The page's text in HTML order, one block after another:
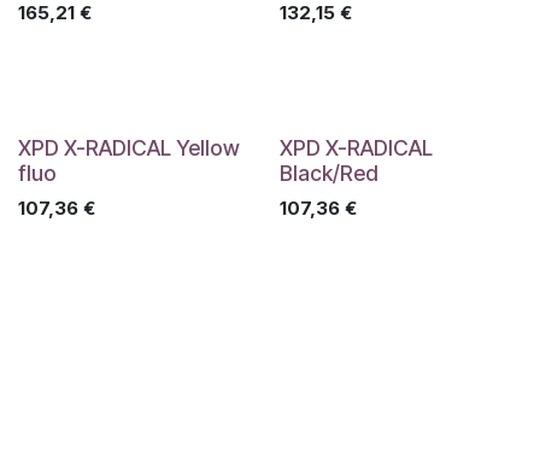
165,21 € 132,15€
XPD X-RADICAL Yellow
fluo
107,36 €
XPD X-RADICAL
Black/Red
107,36€